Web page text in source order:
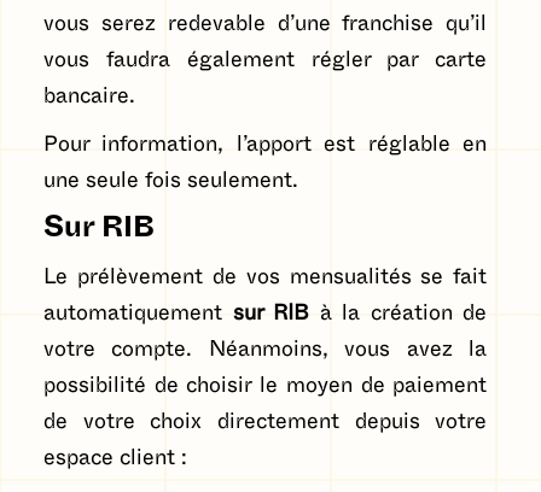
vous serez redevable d’une franchise qu’il
vous faudra également régler par carte
bancaire.
Pour information, l’apport est réglable en
une seule fois seulement.
Sur RIB
Le prélèvement de vos mensualités se fait
automatiquement sur RIB à la création de
votre compte. Néanmoins, vous avez la
possibilité de choisir le moyen de paiement
de votre choix directement depuis votre
espace client :